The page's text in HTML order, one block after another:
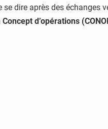
dire après des échanges
Concept d’opérations